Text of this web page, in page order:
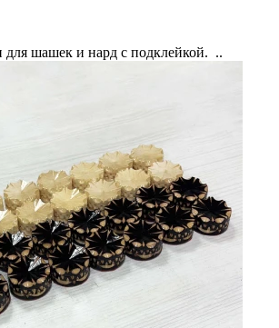
шашек и нард с подклейкой. ..